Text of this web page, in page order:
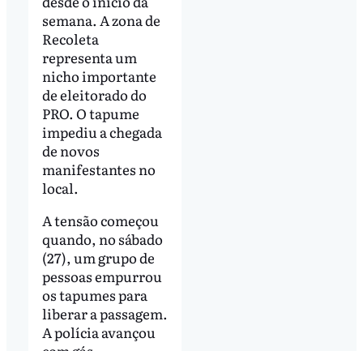
semana. A zona de
Recoleta
representa um
nicho importante
de eleitorado do
PRO. O tapume
impediu a chegada
de novos
manifestantes no
local.
A tensão começou
quando, no sábado
(27), um grupo de
pessoas empurrou
os tapumes para
liberar a passagem.
A polícia avançou